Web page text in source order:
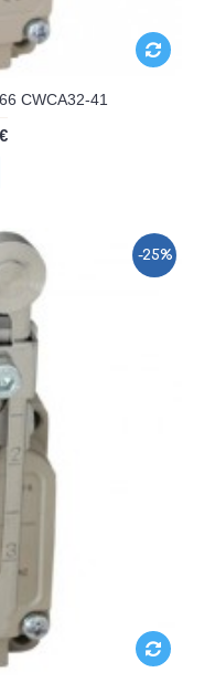
CWCA32-41
-25%